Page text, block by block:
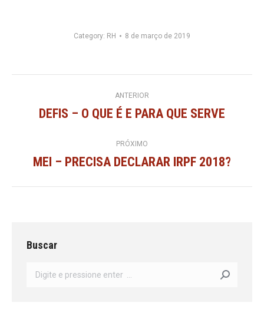
Category: RH 8 de março de 2019
Navegação
de
post:
ANTERIOR
Post
DEFIS – O QUE É E PARA QUE SERVE
PRÓXIMO
Próximo
MEI – PRECISA DECLARAR IRPF 2018?
Buscar